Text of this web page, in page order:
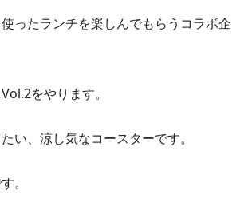
ったランチを楽しんでもらうコラボ企
をやります。
い、涼し気なコースターです。
。